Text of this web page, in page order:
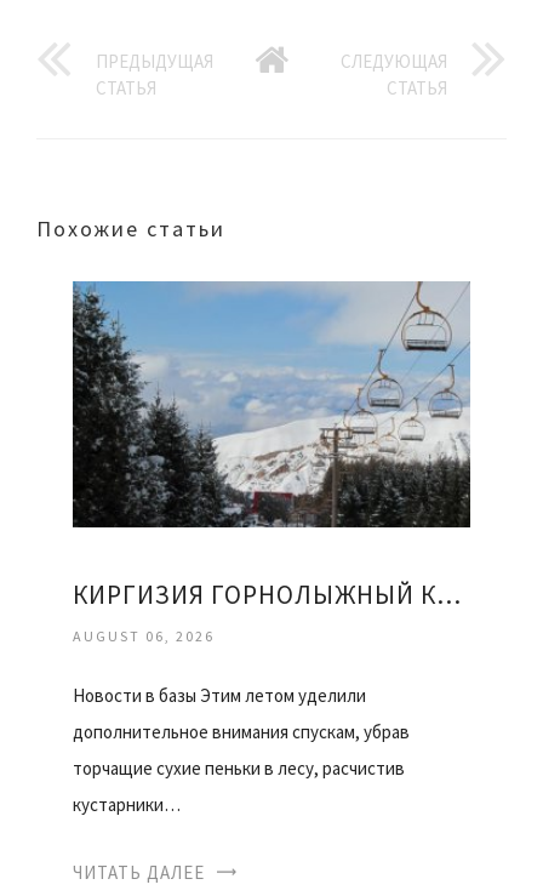
ПРЕДЫДУЩАЯ
СТАТЬЯ
СЛЕДУЮЩАЯ
СТАТЬЯ
Похожие статьи
КИРГИЗИЯ ГОРНОЛЫЖНЫЙ КУРОРТ КАРАКОЛ ОТЗЫВЫ
AUGUST 06, 2026
Новости в базы Этим летом уделили
дополнительное внимания спускам, убрав
торчащие сухие пеньки в лесу, расчистив
кустарники…
ЧИТАТЬ ДАЛЕЕ